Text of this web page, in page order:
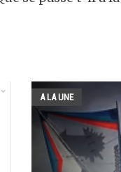
A LA UNE